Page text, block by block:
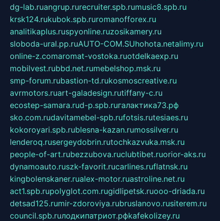
dg-lab.ruangrup.rurecruiter.spb.rumusic8.spb.ru
krsk124.rukubok.spb.ruromanofforex.ru
analitikaplus.ruspyonline.ruzosikamery.ru
sloboda-ural.pp.ruAUTO-COM.SUhohota.netalimy.ru
online-z.comaromat-vostoka.ruotdelkaexp.ru
mobilvest.rubbd.net.rumebelshop.msk.ru
smp-forum.rubastion-td.rukosmoscreative.ru
avrmotors.ruart-galadesign.rutiffany-c.ru
ecostep-samara.rud-p.spb.ruгалактика73.рф
sko.com.rudavitamebel-spb.rufotsis.rutesiaes.ru
kokoroyari.spb.rublesna-kazan.rumossilver.ru
lenderoq.rusergeydobrin.rutochkazvuka.msk.ru
people-of-art.rubezzubova.ruclubtibet.ruorior-aks.ru
dynamoauto.ruszk-favorit.rucarlines.ruflatnsk.ru
kingbolenskaner.rualex-motor.ruastroline.net.ru
act1.spb.rupolyglot.com.rugidlipetsk.ruooo-driada.ru
detsad125.rumir-zdoroviya.rubruslanovo.rusiterem.ru
council.spb.ruлодкипатриот.рфkafekolizey.ru